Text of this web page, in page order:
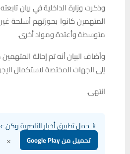
وذكرت وزارة الداخلية في بيان
المتهمين كانوا بحوزتهم أسلحة
متوسطة وأعتدة ومواد أخرى.
وأضاف البيان أنه تم إحالة
إلى الجهات المختصة لاستكمال
انتهى.
📱 حمل تطبيق أخبار الناصرية وكن
تحميل من Google Play ×